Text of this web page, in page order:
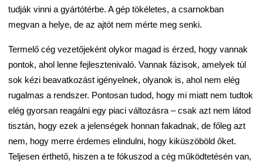
tudják vinni a gyártótérbe. A gép tökéletes, a csarnokban
megvan a helye, de az ajtót nem mérte meg senki.
Termelő cég vezetőjeként olykor magad is érzed, hogy vannak
pontok, ahol lenne fejlesztenivaló. Vannak fázisok, amelyek túl
sok kézi beavatkozást igényelnek, olyanok is, ahol nem elég
rugalmas a rendszer. Pontosan tudod, hogy mi miatt nem tudtok
elég gyorsan reagálni egy piaci változásra – csak azt nem látod
tisztán, hogy ezek a jelenségek honnan fakadnak, de főleg azt
nem, hogy merre érdemes elindulni, hogy kiküszöböld őket.
Teljesen érthető, hiszen a te fókuszod a cég működtetésén van,